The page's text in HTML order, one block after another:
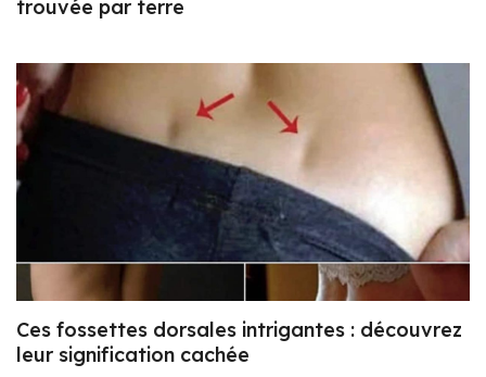
trouvée par terre
Ces fossettes dorsales intrigantes : découvrez
leur signification cachée